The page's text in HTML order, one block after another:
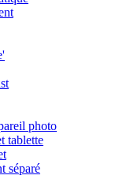
photo
tablette
séparé